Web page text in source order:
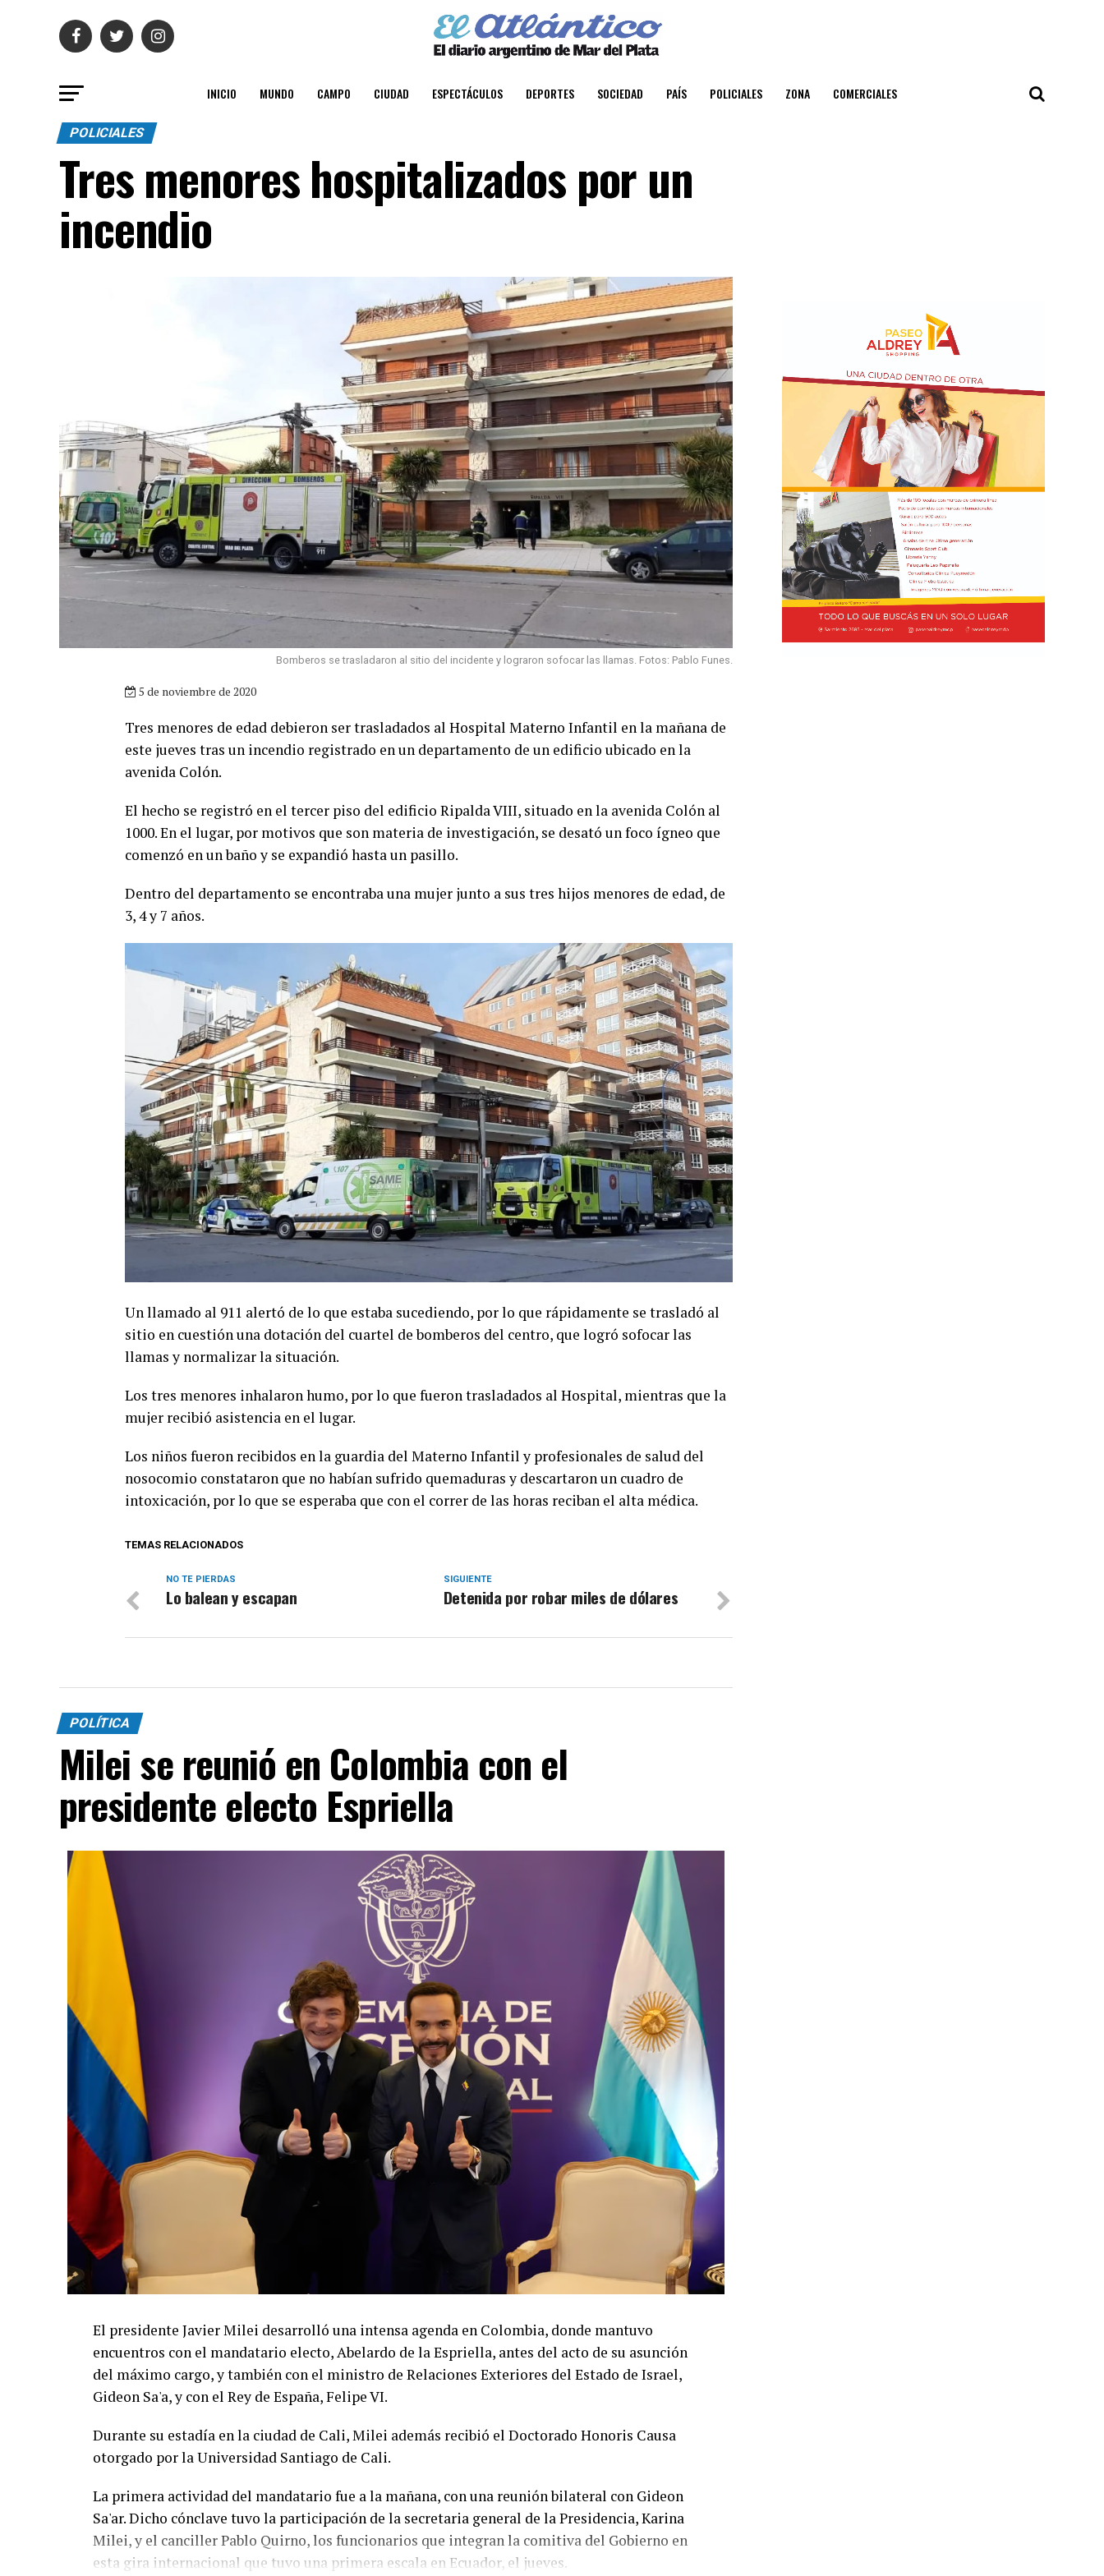
INICIO MUNDO CAMPO CIUDAD ESPECTÁCULOS DEPORTES SOCIEDAD PAÍS POLICIALES ZONA COMERCIALES
POLICIALES
Tres menores hospitalizados por un
incendio
Bomberos se trasladaron al sitio del incidente y lograron sofocar las llamas. Fotos: Pablo Funes.
5 de noviembre de 2020
Tres menores de edad debieron ser trasladados al Hospital Materno Infantil en la mañana de
este jueves tras un incendio registrado en un departamento de un edificio ubicado en la
avenida Colón.
El hecho se registró en el tercer piso del edificio Ripalda VIII, situado en la avenida Colón al
1000. En el lugar, por motivos que son materia de investigación, se desató un foco ígneo que
comenzó en un baño y se expandió hasta un pasillo.
Dentro del departamento se encontraba una mujer junto a sus tres hijos menores de edad, de
3, 4 y 7 años.
Un llamado al 911 alertó de lo que estaba sucediendo, por lo que rápidamente se trasladó al
sitio en cuestión una dotación del cuartel de bomberos del centro, que logró sofocar las
llamas y normalizar la situación.
Los tres menores inhalaron humo, por lo que fueron trasladados al Hospital, mientras que la
mujer recibió asistencia en el lugar.
Los niños fueron recibidos en la guardia del Materno Infantil y profesionales de salud del
nosocomio constataron que no habían sufrido quemaduras y descartaron un cuadro de
intoxicación, por lo que se esperaba que con el correr de las horas reciban el alta médica.
TEMAS RELACIONADOS
SIGUIENTE
Detenida por robar miles de dólares
NO TE PIERDAS
Lo balean y escapan
POLÍTICA
Milei se reunió en Colombia con el
presidente electo Espriella
El presidente Javier Milei desarrolló una intensa agenda en Colombia, donde mantuvo
encuentros con el mandatario electo, Abelardo de la Espriella, antes del acto de su asunción
del máximo cargo, y también con el ministro de Relaciones Exteriores del Estado de Israel,
Gideon Sa'a, y con el Rey de España, Felipe VI.
Durante su estadía en la ciudad de Cali, Milei además recibió el Doctorado Honoris Causa
otorgado por la Universidad Santiago de Cali.
La primera actividad del mandatario fue a la mañana, con una reunión bilateral con Gideon
Sa'ar. Dicho cónclave tuvo la participación de la secretaria general de la Presidencia, Karina
Milei, y el canciller Pablo Quirno, los funcionarios que integran la comitiva del Gobierno en
esta gira internacional que tuvo una primera escala en Ecuador, el jueves.